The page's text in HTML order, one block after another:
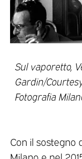
Sul vaporetto,
Gardin/
Fotografia
Con il sostegno